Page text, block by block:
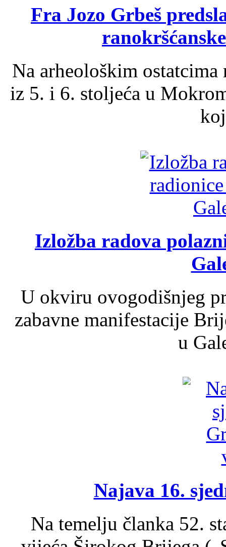
Fra Jozo Grbeš
Na arheološkim
iz 5. i 6. stoljeća u
Izložba radova
U okviru ovogodišnjeg
zabavne manifestacije
u
Najava 16.
Na temelju članka 52.